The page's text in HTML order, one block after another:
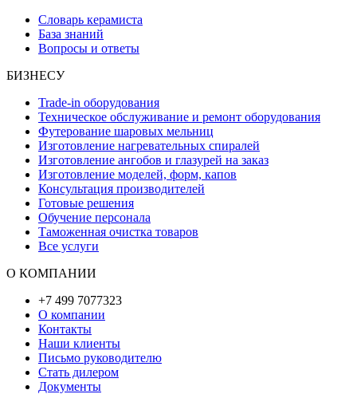
Словарь керамиста
База знаний
Вопросы и ответы
БИЗНЕСУ
Trade-in оборудования
Техническое обслуживание и ремонт оборудования
Футерование шаровых мельниц
Изготовление нагревательных спиралей
Изготовление ангобов и глазурей на заказ
Изготовление моделей, форм, капов
Консультация производителей
Готовые решения
Обучение персонала
Таможенная очистка товаров
Все услуги
О КОМПАНИИ
+7 499 7077323
О компании
Контакты
Наши клиенты
Письмо руководителю
Стать дилером
Документы